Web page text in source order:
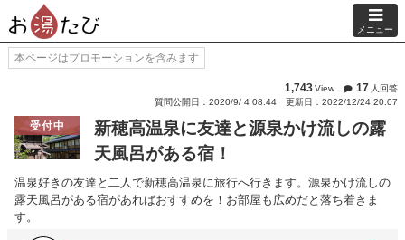
メニュー
本ページはプロモーションを含みます
1,743View 17 人回答
質問公開日：2020/9/ 4 08:44
更新日：2022/12/24 20:07
受付中
新穂高温泉に友達と源泉かけ流しの露
天風呂がある宿！
温泉好きの友達と二人で新穂高温泉に旅行へ行きます。源泉かけ流しの
露天風呂がある宿があればおすすめを！お部屋も広めだと落ち着きま
す。